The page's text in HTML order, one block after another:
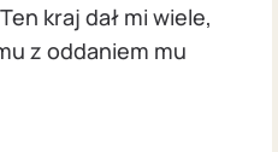
kraj dał mi wiele,
z oddaniem mu